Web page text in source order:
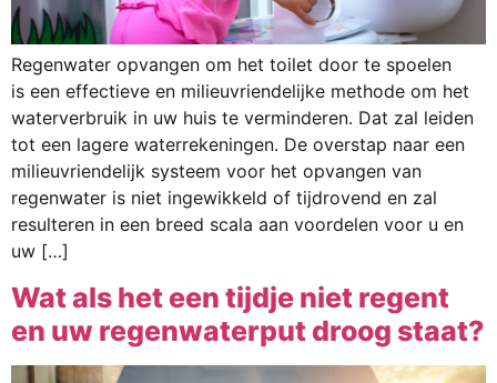
Regenwater opvangen om het toilet door te spoelen
is een effectieve en milieuvriendelijke methode om het
waterverbruik in uw huis te verminderen. Dat zal leiden
tot een lagere waterrekeningen. De overstap naar een
milieuvriendelijk systeem voor het opvangen van
regenwater is niet ingewikkeld of tijdrovend en zal
resulteren in een breed scala aan voordelen voor u en
uw […]
Wat als het een tijdje niet regent
en uw regenwaterput droog staat?